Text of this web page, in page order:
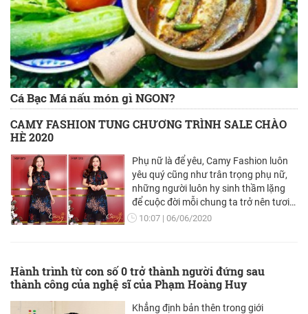
Cá Bạc Má nấu món gì NGON?
CAMY FASHION TUNG CHƯƠNG TRÌNH SALE CHÀO
HÈ 2020
Phụ nữ là để yêu, Camy Fashion luôn
yêu quý cũng như trân trọng phụ nữ,
những người luôn hy sinh thầm lặng
để cuộc đời mỗi chung ta trở nên tươi
đẹp hơn.
10:07 06/06/2020
Hành trình từ con số 0 trở thành người đứng sau
thành công của nghệ sĩ của Phạm Hoàng Huy
Khẳng định bản thên trong giới